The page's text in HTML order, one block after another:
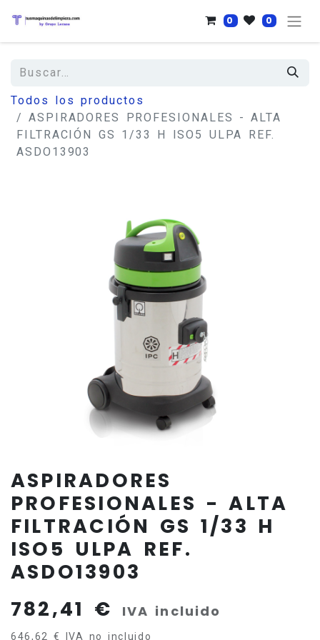
0 0
Todos los productos
ASPIRADORES PROFESIONALES - ALTA
FILTRACIÓN GS 1/33 H ISO5 ULPA REF.
ASDO13903
ASPIRADORES
PROFESIONALES - ALTA
FILTRACIÓN GS 1/33 H
ISO5 ULPA REF.
ASDO13903
782,41 € IVA incluido
646,62 € IVA no incluido